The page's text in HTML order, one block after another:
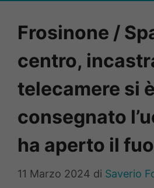
Frosinone /
centro,
telecamere si è
consegnato
ha aperto il
11 Marzo 2024 di Saverio